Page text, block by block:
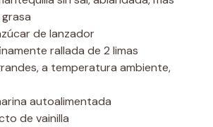
de lanzador
rallada de 2 limas
a temperatura ambiente,
autoalimentada
de vainilla